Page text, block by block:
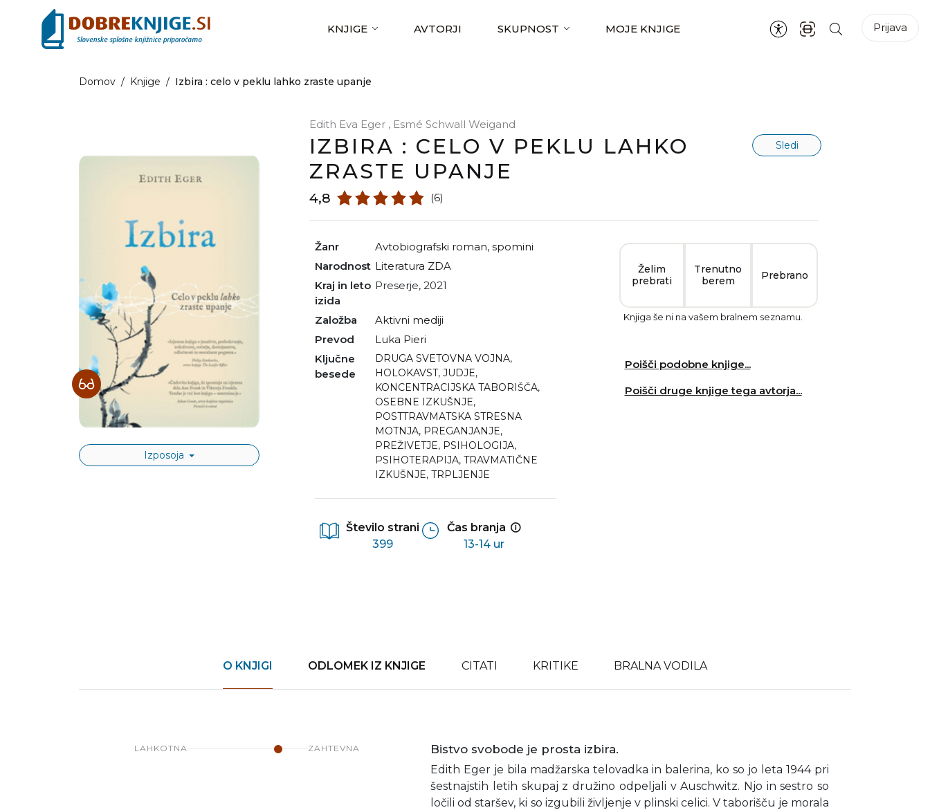
KNJIGE AVTORJI SKUPNOST MOJE KNJIGE Prijava
Domov / Knjige / Izbira : celo v peklu lahko zraste upanje
Izposoja
Edith Eva Eger , Esmé Schwall Weigand
IZBIRA : CELO V PEKLU LAHKO
ZRASTE UPANJE
Sledi
4,8 (6)
Žanr avtobiografski roman, spomini
Narodnost
literatura ZDA
Kraj in leto
izida
Preserje, 2021
Založba
Aktivni mediji
Prevod
Luka Pieri
Ključne
besede
DRUGA SVETOVNA VOJNA,
HOLOKAVST, JUDJE,
KONCENTRACIJSKA TABORIŠČA,
OSEBNE IZKUŠNJE,
POSTTRAVMATSKA STRESNA
MOTNJA, PREGANJANJE,
PREŽIVETJE, PSIHOLOGIJA,
PSIHOTERAPIJA, TRAVMATIČNE
IZKUŠNJE, TRPLJENJE
Število strani
399
Čas branja
13-14 ur
Želim
prebrati
Trenutno
berem
Prebrano
Knjiga še ni na vašem bralnem seznamu.
Poišči podobne knjige...
Poišči druge knjige tega avtorja...
O KNJIGI ODLOMEK IZ KNJIGE CITATI KRITIKE BRALNA VODILA
LAHKOTNA ZAHTEVNA Bistvo svobode je prosta izbira.
Edith Eger je bila madžarska telovadka in balerina, ko so jo leta 1944 pri
šestnajstih letih skupaj z družino odpeljali v Auschwitz. Njo in sestro so
ločili od staršev, ki so izgubili življenje v plinski celici. V taborišču je morala